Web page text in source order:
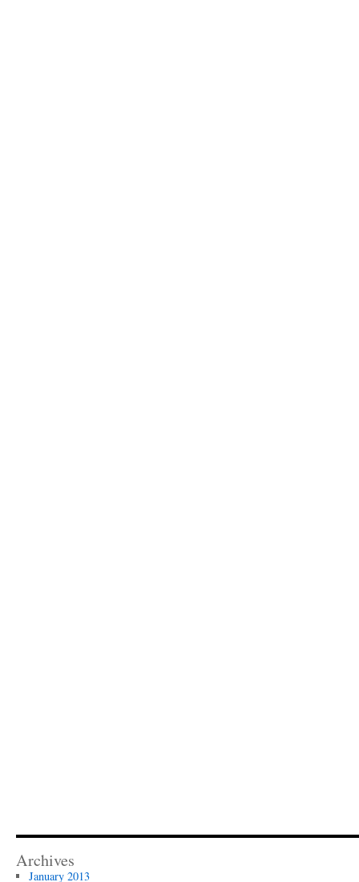
Archives
January 2013